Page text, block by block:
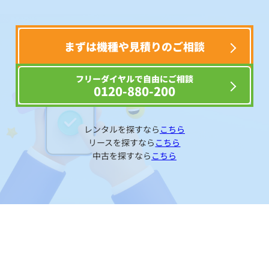
まずは機種や見積りのご相談
フリーダイヤルで自由にご相談
0120-880-200
レンタルを探すなら こちら
リースを探すなら こちら
中古を探すなら こちら